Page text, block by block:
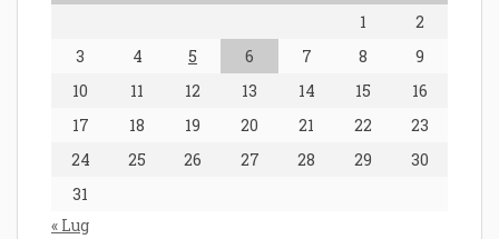
1
2
3
4 5 6 7 8
9
10
11 12 13 14 15
16
17
18 19 20 21 22
23
24
25 26 27 28 29
30
31
« Lug